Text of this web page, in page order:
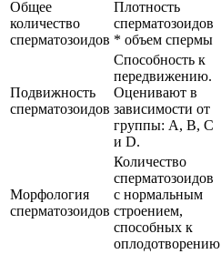
Общее
количество
сперматозоидов
Плотность
сперматозоидов
* объем спермы
Подвижность
сперматозоидов
Способность к
передвижению.
Оценивают в
зависимости от
группы: А, В, С
и D.
Морфология
сперматозоидов
Количество
сперматозоидов
с нормальным
строением,
способных к
оплодотворению